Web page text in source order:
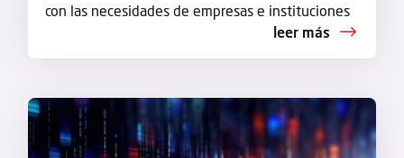
con las necesidades de empresas e instituciones
leer más